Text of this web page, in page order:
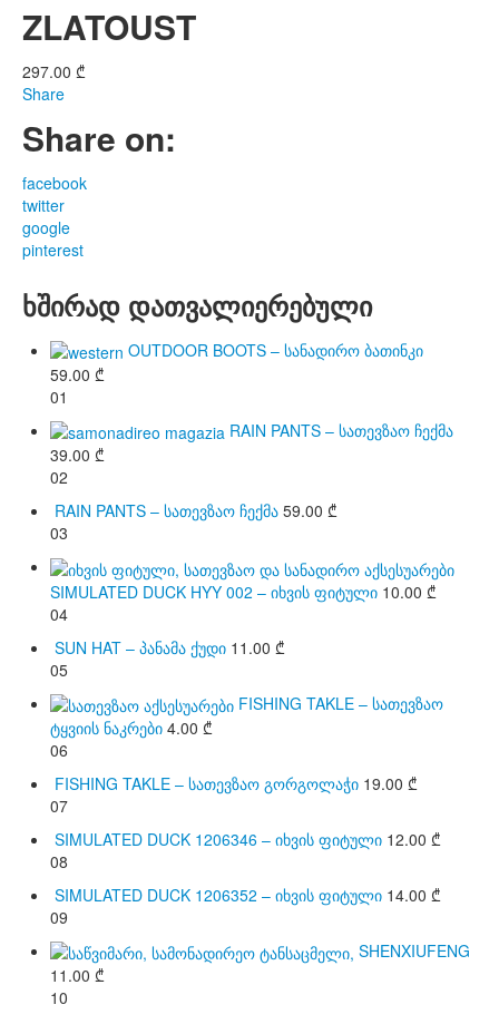
ZLATOUST
297.00 ₾
Share
Share on:
facebook
twitter
google
pinterest
ხშირად დათვალიერებული
OUTDOOR BOOTS – სანადირო ბათინკი
59.00 ₾
01
RAIN PANTS – სათევზაო ჩექმა
39.00 ₾
02
RAIN PANTS – სათევზაო ჩექმა 59.00 ₾
03
SIMULATED DUCK HYY 002 – იხვის ფიტული 10.00 ₾
04
SUN HAT – პანამა ქუდი 11.00 ₾
05
FISHING TAKLE – სათევზაო
ტყვიის ნაკრები 4.00 ₾
06
FISHING TAKLE – სათევზაო გორგოლაჭი 19.00 ₾
07
SIMULATED DUCK 1206346 – იხვის ფიტული 12.00 ₾
08
SIMULATED DUCK 1206352 – იხვის ფიტული 14.00 ₾
09
SHENXIUFENG
11.00 ₾
10